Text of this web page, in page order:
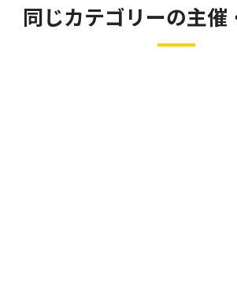
同じカテゴリーの主催